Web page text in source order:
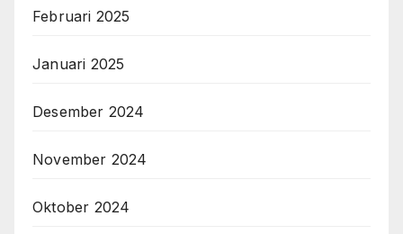
Februari 2025
Januari 2025
Desember 2024
November 2024
Oktober 2024